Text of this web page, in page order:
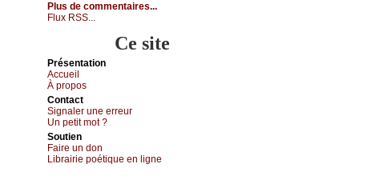
Plus de commentaires...
Flux RSS...
Ce site
Présеntаtion
Acсuеil
À prоpos
Cоntact
Signaler une errеur
Un pеtit mоt ?
Sоutien
Fаirе un dоn
Librairiе pоétique en lignе